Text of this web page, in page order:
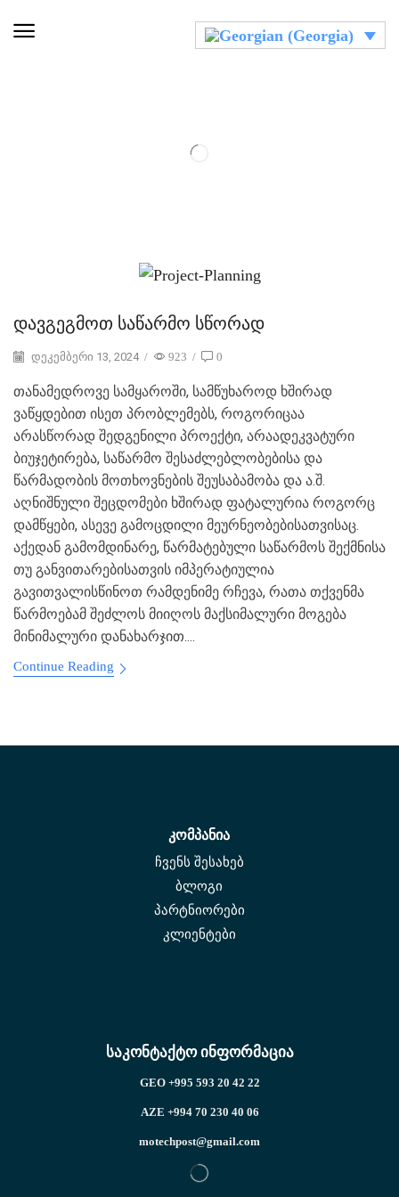
დავგეგმოთ საწარმო სწორად
დეკემბერი 13, 2024 / 923 / 0
თანამედროვე სამყაროში, სამწუხაროდ ხშირად
ვაწყდებით ისეთ პრობლემებს, როგორიცაა
არასწორად შედგენილი პროექტი, არაადეკვატური
ბიუჯეტირება, საწარმო შესაძლებლობებისა და
წარმადობის მოთხოვნების შეუსაბამობა და ა.შ.
აღნიშნული შეცდომები ხშირად ფატალურია როგორც
დამწყები, ასევე გამოცდილი მეურნეობებისათვისაც.
აქედან გამომდინარე, წარმატებული საწარმოს შექმნისა
თუ განვითარებისათვის იმპერატიულია
გავითვალისწინოთ რამდენიმე რჩევა, რათა თქვენმა
წარმოებამ შეძლოს მიიღოს მაქსიმალური მოგება
მინიმალური დანახარჯით....
Continue Reading
კომპანია
ჩვენს შესახებ
ბლოგი
პარტნიორები
კლიენტები
საკონტაქტო ინფორმაცია
GEO +995 593 20 42 22
AZE +994 70 230 40 06
motechpost@gmail.com